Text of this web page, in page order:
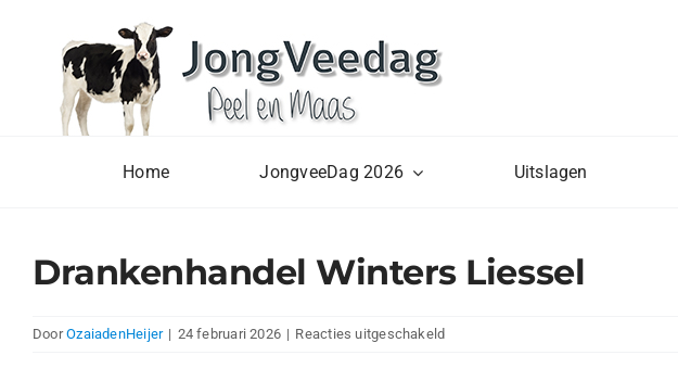
Home JongveeDag 2026 Uitslagen
Drankenhandel Winters Liessel
DoorOzaiadenHeijer | 24 februari 2026 | Reacties uitgeschakeldvoor